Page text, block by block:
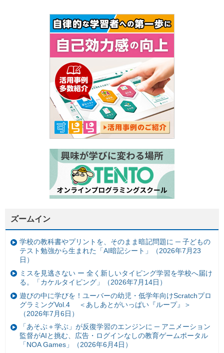
ズームイン
学校の教科書やプリントを、そのまま暗記問題に ─ 子どもの
テスト勉強から生まれた「AI暗記シート」（2026年7月23
日）
ミスを見逃さない ー 全く新しいタイピング学習を学校へ届け
る。「カケルタイピング」（2026年7月14日）
遊びの中に学びを！ユーバーの幼児・低学年向けScratchプロ
グラミングVol.4 ＜あしあとがいっぱい『ループ』＞
（2026年7月6日）
「あそぶ＋学ぶ」が反復学習のエンジンに ─ アニメーション
監督がAIと挑む、広告・ログインなしの教育ゲームポータル
「NOA Games」（2026年6月4日）